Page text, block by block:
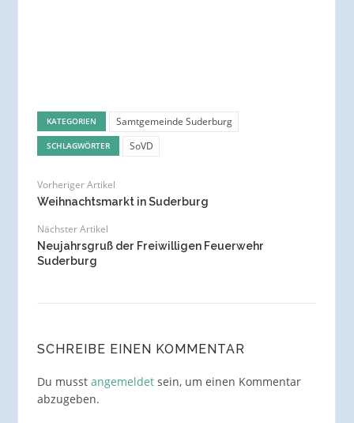
KATEGORIEN Samtgemeinde Suderburg
SCHLAGWÖRTER SoVD
Vorheriger Artikel
Weihnachtsmarkt in Suderburg
Nächster Artikel
Neujahrsgruß der Freiwilligen Feuerwehr
Suderburg
SCHREIBE EINEN KOMMENTAR
Du musst angemeldetsein, um einen Kommentar
abzugeben.